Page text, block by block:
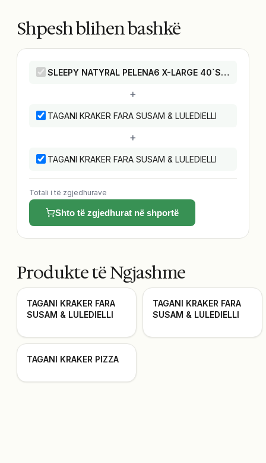
Shpesh blihen bashkë
SLEEPY NATYRAL PELENA6 X-LARGE 40`SHE
+
TAGANI KRAKER FARA SUSAM & LULEDIELLI
+
TAGANI KRAKER FARA SUSAM & LULEDIELLI
Totali i të zgjedhurave
Shto të zgjedhurat në shportë
Produkte të Ngjashme
TAGANI KRAKER FARA
SUSAM & LULEDIELLI
TAGANI KRAKER FARA
SUSAM & LULEDIELLI
TAGANI KRAKER PIZZA